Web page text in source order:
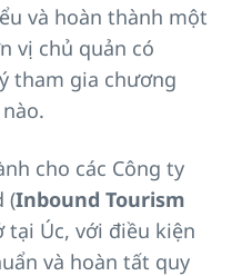
và hoàn thành một
vị chủ quản có
tham gia chương
cho các Công ty
(Inbound Tourism
tại Úc, với điều kiện
và hoàn tất quy